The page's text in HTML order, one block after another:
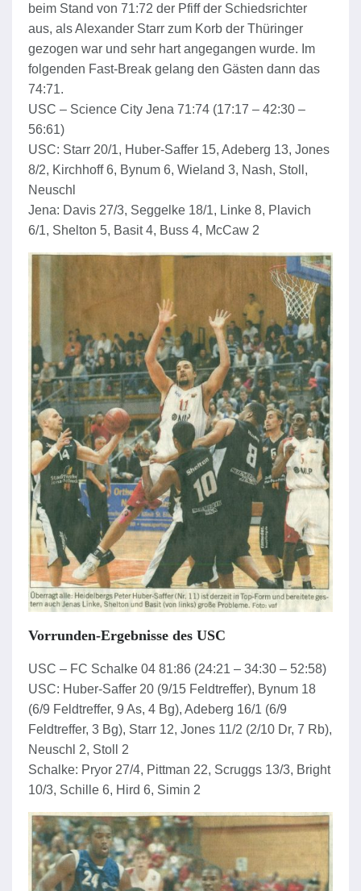
beim Stand von 71:72 der Pfiff der Schiedsrichter
aus, als Alexander Starr zum Korb der Thüringer
gezogen war und sehr hart angegangen wurde. Im
folgenden Fast-Break gelang den Gästen dann das
74:71.
USC – Science City Jena 71:74 (17:17 – 42:30 –
56:61)
USC: Starr 20/1, Huber-Saffer 15, Adeberg 13, Jones
8/2, Kirchhoff 6, Bynum 6, Wieland 3, Nash, Stoll,
Neuschl
Jena: Davis 27/3, Seggelke 18/1, Linke 8, Plavich
6/1, Shelton 5, Basit 4, Buss 4, McCaw 2
Vorrunden-Ergebnisse des USC
USC – FC Schalke 04 81:86 (24:21 – 34:30 – 52:58)
USC: Huber-Saffer 20 (9/15 Feldtreffer), Bynum 18
(6/9 Feldtreffer, 9 As, 4 Bg), Adeberg 16/1 (6/9
Feldtreffer, 3 Bg), Starr 12, Jones 11/2 (2/10 Dr, 7 Rb),
Neuschl 2, Stoll 2
Schalke: Pryor 27/4, Pittman 22, Scruggs 13/3, Bright
10/3, Schille 6, Hird 6, Simin 2